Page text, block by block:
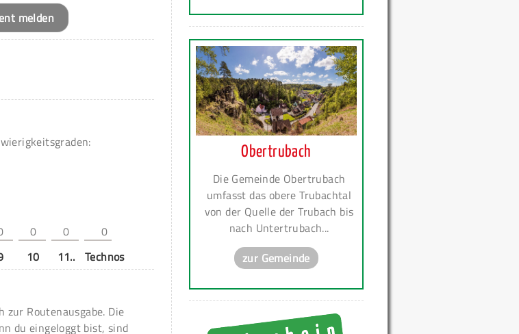
melden
0 0
0
10 11.. Technos
zur Routenausgabe. Die
du eingeloggt bist, sind
Obertrubach
Die Gemeinde Obertrubach
umfasst das obere Trubachtal
von der Quelle der Trubach bis
nach Untertrubach...
zur Gemeinde